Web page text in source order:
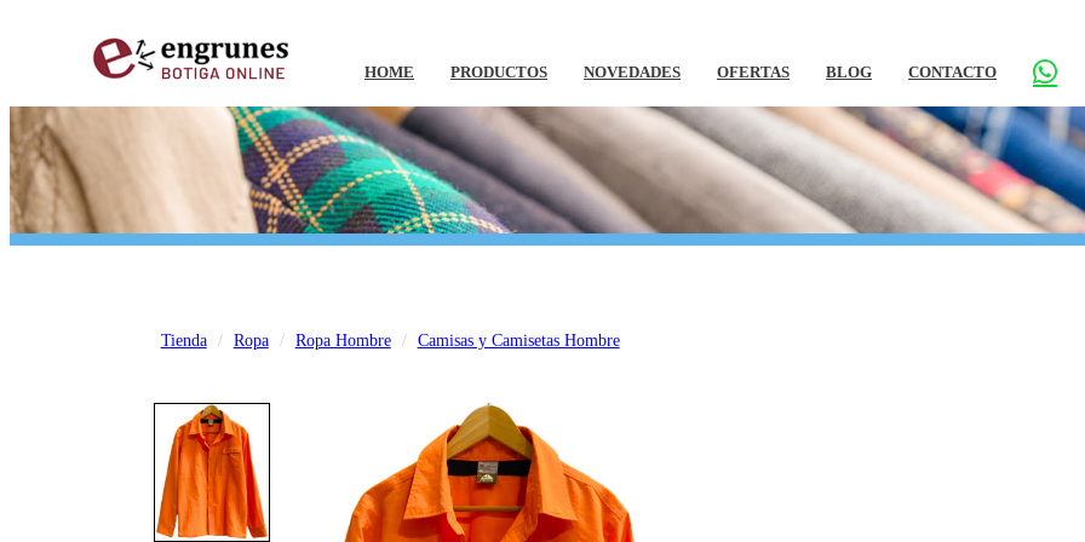
HOME PRODUCTOS NOVEDADES OFERTAS BLOG CONTACTO
Tienda Ropa Ropa Hombre Camisas y Camisetas Hombre